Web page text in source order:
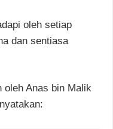
oleh setiap
dan sentiasa
oleh Anas bin Malik